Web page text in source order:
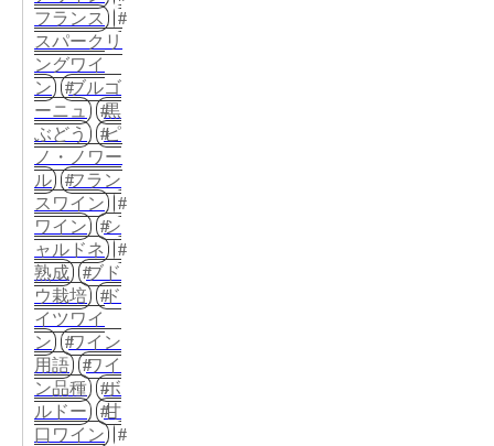
フランス
スパークリ
ングワイ
ン
ブルゴ
ーニュ
黒
ぶどう
ピ
ノ・ノワー
ル
フラン
スワイン
ワイン
シ
ャルドネ
熟成
ブド
ウ栽培
ド
イツワイ
ン
ワイン
用語
ワイ
ン品種
ボ
ルドー
甘
口ワイン